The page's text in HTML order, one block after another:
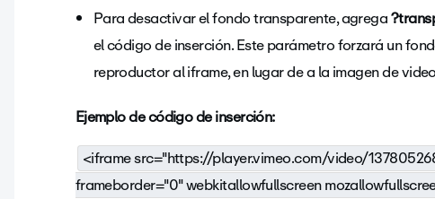
Para desactivar el fondo transparente, agrega
el código de inserción. Este parámetro forzará un
reproductor al iframe, en lugar de a la imagen de
Ejemplo de código de inserción:
<iframe src="https://player.vimeo.com/video/
frameborder="0" webkitallowfullscreen